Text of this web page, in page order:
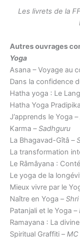
Les livrets de la
Autres ouvrages
Yoga
Asana – Voyage au
Dans la confidence
Hatha yoga : Le
Hatha Yoga
J’apprends le Yoga –
Karma –Sadhguru
La Bhagavad-Gîtâ –
La transformation
Le Râmâyana :
Le yoga de la
Mieux vivre par le
Naître en Yoga –
Patanjali et le Yoga –
Ramayana : La
Spiritual Graffiti –MC